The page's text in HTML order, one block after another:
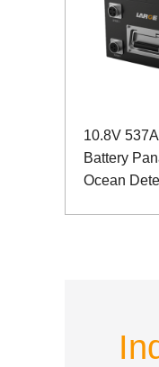
10.8V
Battery
Ocean